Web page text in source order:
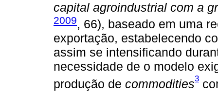
capital agroindustrial com a
2009, 66), baseado em uma
exportação, estabelecendo
assim se intensificando
necessidade de o modelo
produção de commodities3